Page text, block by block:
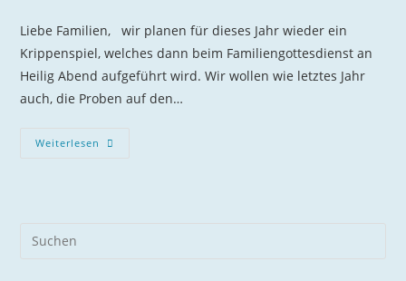
Liebe Familien, wir planen für dieses Jahr wieder ein
Krippenspiel, welches dann beim Familiengottesdienst an
Heilig Abend aufgeführt wird. Wir wollen wie letztes Jahr
auch, die Proben auf den…
Weiterlesen Krippenspielproben